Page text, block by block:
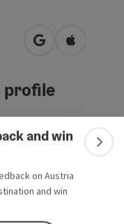
and win
on Austria
and win
open in Google
Open in
profile